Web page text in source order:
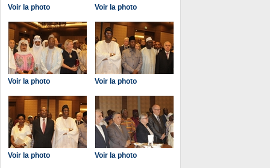
Voir la photo Voir la photo
Voir la photo Voir la photo
Voir la photo Voir la photo